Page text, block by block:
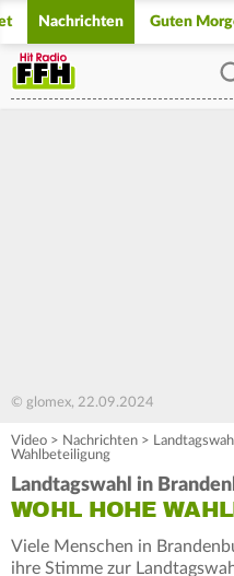
Nachrichten Guten
© glomex, 22.09.2024
Video > Nachrichten >
Wahlbeteiligung
Landtagswahl in
WOHL HOHE
Viele Menschen in
ihre Stimme zur